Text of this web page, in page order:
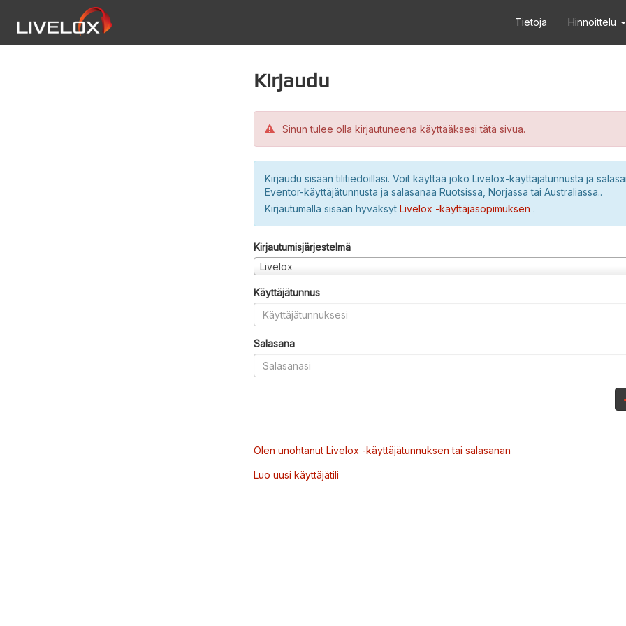
Tietoja Hinnoittelu
Kirjaudu
Sinun tulee olla kirjautuneena käyttääksesi tätä sivua.
Kirjaudu sisään tilitiedoillasi. Voit käyttää joko Livelox-käyttäjätunnusta ja
Eventor-käyttäjätunnusta ja salasanaa Ruotsissa, Norjassa tai Australiassa..
Kirjautumalla sisään hyväksyt Livelox -käyttäjäsopimuksen .
Kirjautumisjärjestelmä
Livelox
Käyttäjätunnus
Salasana
Olen unohtanut Livelox -käyttäjätunnuksen tai salasanan
Luo uusi käyttäjätili